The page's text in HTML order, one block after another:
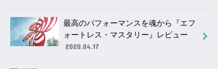
最高のパフォーマンスを魂から『エフ
ォートレス・マスタリー』レビュー
2020.04.17